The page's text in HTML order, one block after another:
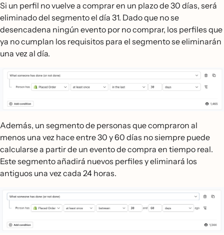
Si un perfil no vuelve a comprar en un plazo de 30 días, será
eliminado del segmento el día 31. Dado que no se
desencadena ningún evento por no comprar, los perfiles que
ya no cumplan los requisitos para el segmento se eliminarán
una vez al día.
Además, un segmento de personas que compraron al
menos una vez hace entre 30 y 60 días no siempre puede
calcularse a partir de un evento de compra en tiempo real.
Este segmento añadirá nuevos perfiles y eliminará los
antiguos una vez cada 24 horas.